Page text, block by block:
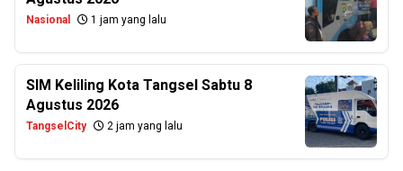
Nasional 1 jam yang lalu
SIM Keliling Kota Tangsel Sabtu 8
Agustus 2026
TangselCity 2 jam yang lalu